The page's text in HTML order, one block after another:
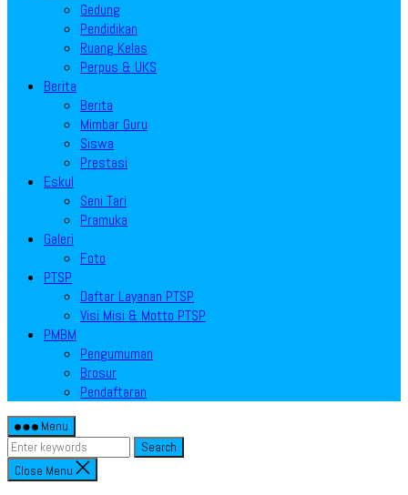
Gedung
Pendidikan
Ruang Kelas
Perpus & UKS
Berita
Berita
Mimbar Guru
Siswa
Prestasi
Eskul
Seni Tari
Pramuka
Galeri
Foto
PTSP
Daftar Layanan PTSP
Visi Misi & Motto PTSP
PMBM
Pengumuman
Brosur
Pendaftaran
Menu
Search
Close Menu